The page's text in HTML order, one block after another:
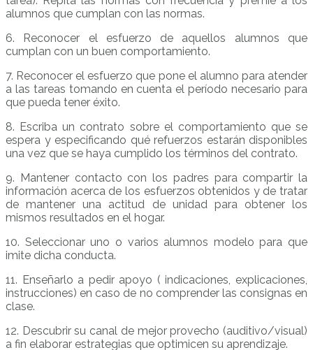
alumnos que cumplan con las normas.
6. Reconocer el esfuerzo de aquellos alumnos que
cumplan con un buen comportamiento.
7. Reconocer el esfuerzo que pone el alumno para atender
a las tareas tomando en cuenta el período necesario para
que pueda tener éxito.
8. Escriba un contrato sobre el comportamiento que se
espera y especificando qué refuerzos estarán disponibles
una vez que se haya cumplido los términos del contrato.
9. Mantener contacto con los padres para compartir la
información acerca de los esfuerzos obtenidos y de tratar
de mantener una actitud de unidad para obtener los
mismos resultados en el hogar.
10. Seleccionar uno o varios alumnos modelo para que
imite dicha conducta.
11. Enseñarlo a pedir apoyo ( indicaciones, explicaciones,
instrucciones) en caso de no comprender las consignas en
clase.
12. Descubrir su canal de mejor provecho (auditivo/visual)
a fin elaborar estrategias que optimicen su aprendizaje.